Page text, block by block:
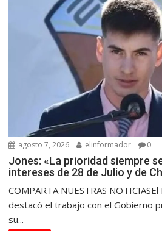
agosto 7, 2026 elinformador 0
Jones: «La prioridad siempre
intereses de 28 de Julio y de
COMPARTA NUESTRAS
destacó el trabajo con el Gobierno
su...